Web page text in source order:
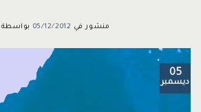
منشور في 05/12/2012 بواسطة
05
ديسمبر